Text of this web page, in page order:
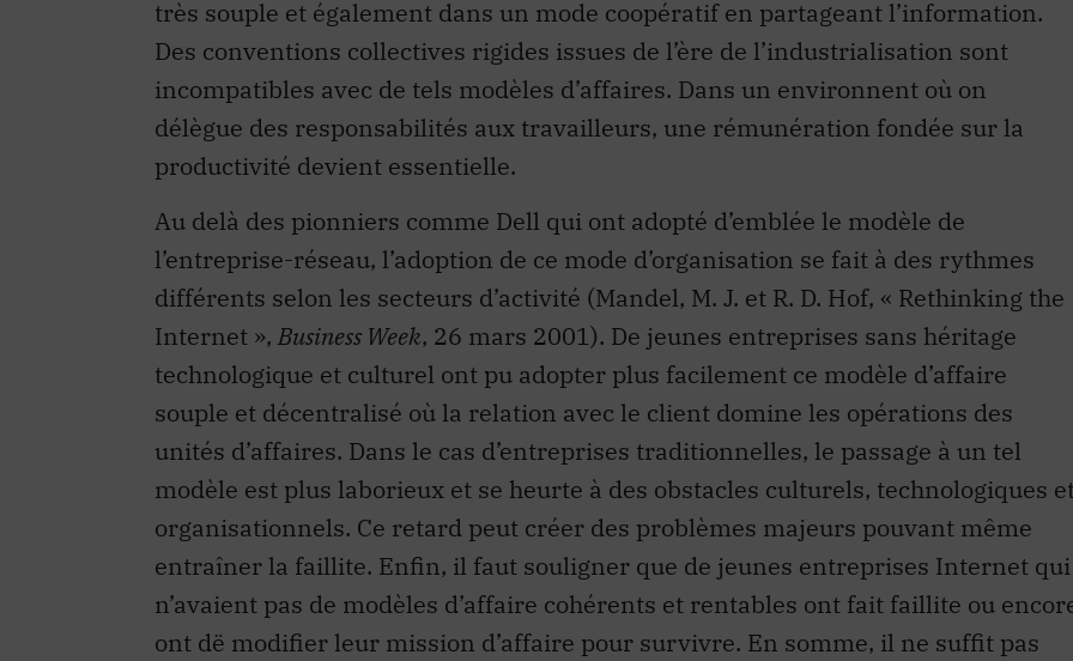
très souple et également dans un mode coopératif en partageant l’information.
Des conventions collectives rigides issues de l’ère de l’industrialisation sont
incompatibles avec de tels modèles d’affaires. Dans un environnent où on
délègue des responsabilités aux travailleurs, une rémunération fondée sur la
productivité devient essentielle.
Au delà des pionniers comme Dell qui ont adopté d’emblée le modèle de
l’entreprise-réseau, l’adoption de ce mode d’organisation se fait à des rythmes
différents selon les secteurs d’activité (Mandel, M. J. et R. D. Hof, « Rethinking the
Internet », Business Week, 26 mars 2001). De jeunes entreprises sans héritage
technologique et culturel ont pu adopter plus facilement ce modèle d’affaire
souple et décentralisé où la relation avec le client domine les opérations des
unités d’affaires. Dans le cas d’entreprises traditionnelles, le passage à un tel
modèle est plus laborieux et se heurte à des obstacles culturels, technologiques
organisationnels. Ce retard peut créer des problèmes majeurs pouvant même
entraîner la faillite. Enfin, il faut souligner que de jeunes entreprises Internet qui
n’avaient pas de modèles d’affaire cohérents et rentables ont fait faillite ou
ont dë modifier leur mission d’affaire pour survivre. En somme, il ne suffit pas